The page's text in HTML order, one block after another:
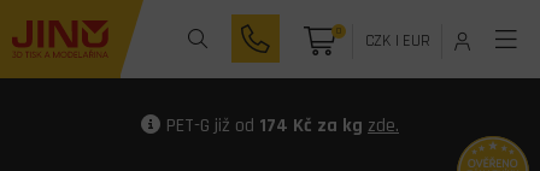
0 CZK| EUR
PET-G již od 174 Kč za kg zde.